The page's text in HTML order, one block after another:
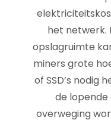
het netwerk.
opslagruimte
miners grote
of SSD’s nodig
de
overweging